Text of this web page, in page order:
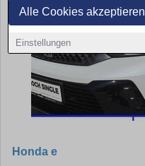
Alle Cookies akzeptieren
Einstellungen
Honda e